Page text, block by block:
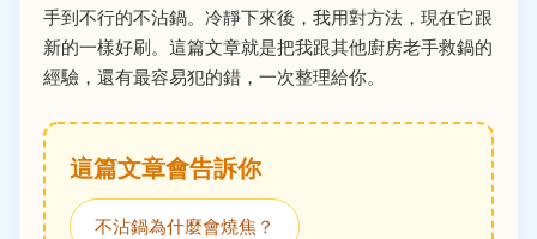
手到不行的不沾鍋。冷靜下來後，我用對方法，現在它跟
新的一樣好刷。這篇文章就是把我跟其他廚房老手救鍋的
經驗，還有最容易犯的錯，一次整理給你。
這篇文章會告訴你
不沾鍋為什麼會燒焦？